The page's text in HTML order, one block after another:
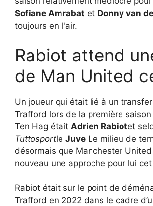
Sofiane Amrabat et Donny van
toujours en l'air.
Rabiot attend
de Man United
Un joueur qui était lié à un
Trafford lors de la première
Ten Hag était Adrien Rabiotet
Tuttosportle Juve Le milieu de
désormais que Manchester
nouveau une approche pour lui
Rabiot était sur le point de
Trafford en 2022 dans le cadre